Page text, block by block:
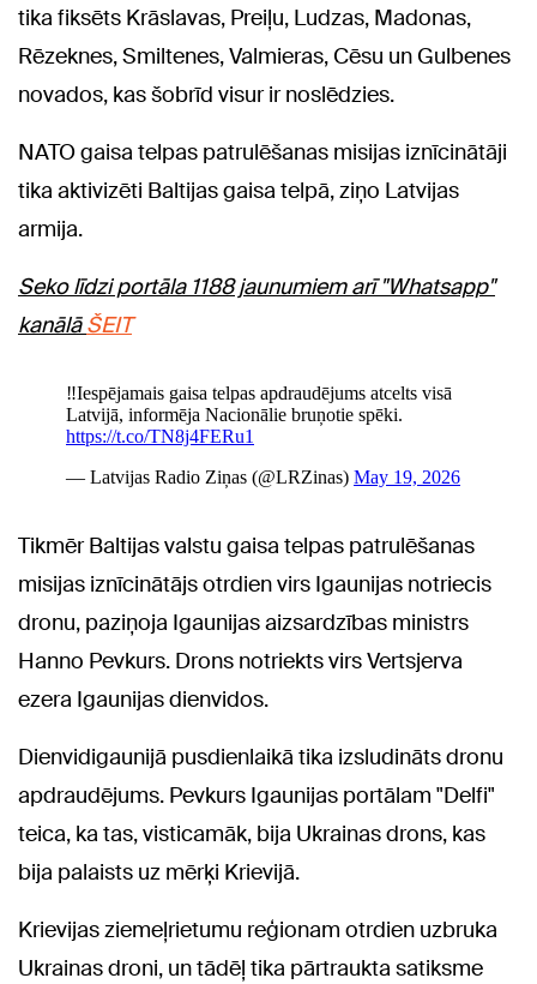
tika fiksēts Krāslavas, Preiļu, Ludzas, Madonas,
Rēzeknes, Smiltenes, Valmieras, Cēsu un Gulbenes
novados, kas šobrīd visur ir noslēdzies.
NATO gaisa telpas patrulēšanas misijas iznīcinātāji
tika aktivizēti Baltijas gaisa telpā, ziņo Latvijas
armija.
Seko līdzi portāla 1188 jaunumiem arī "Whatsapp"
kanālāŠEIT
Tikmēr Baltijas valstu gaisa telpas patrulēšanas
misijas iznīcinātājs otrdien virs Igaunijas notriecis
dronu, paziņoja Igaunijas aizsardzības ministrs
Hanno Pevkurs. Drons notriekts virs Vertsjerva
ezera Igaunijas dienvidos.
Dienvidigaunijā pusdienlaikā tika izsludināts dronu
apdraudējums. Pevkurs Igaunijas portālam "Delfi"
teica, ka tas, visticamāk, bija Ukrainas drons, kas
bija palaists uz mērķi Krievijā.
Krievijas ziemeļrietumu reģionam otrdien uzbruka
Ukrainas droni, un tādēļ tika pārtraukta satiksme